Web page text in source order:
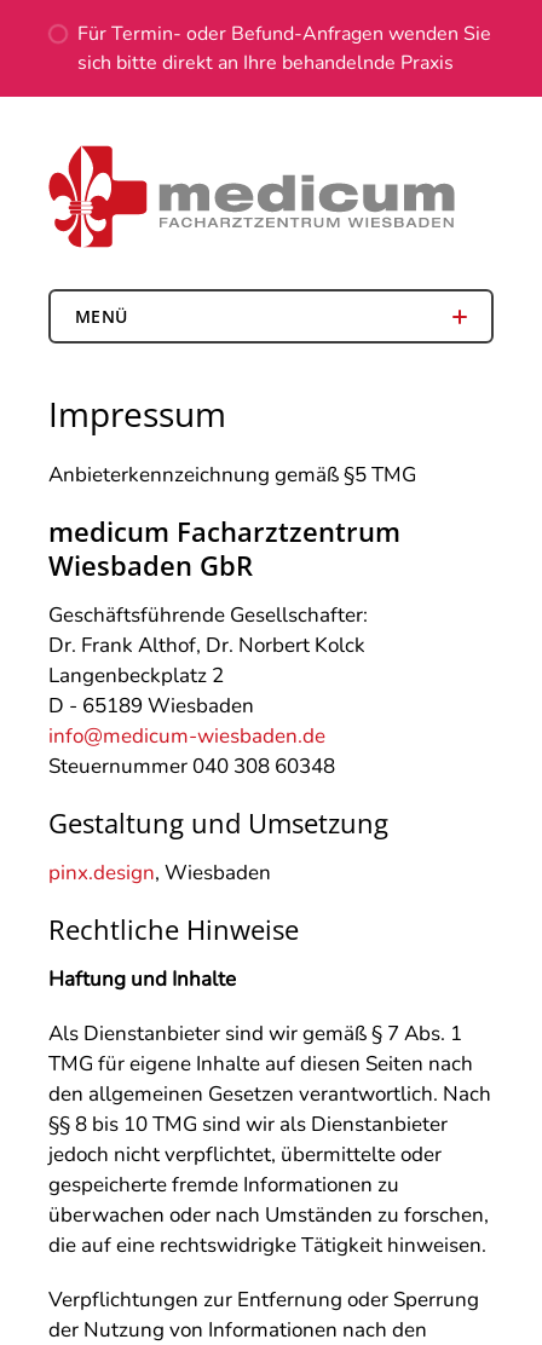
Für Termin- oder Befund-Anfragen wenden Sie
sich bitte direkt an Ihre behandelnde Praxis
MENÜ
Impressum
Anbieterkennzeichnung gemäß §5 TMG
medicum Facharztzentrum
Wiesbaden GbR
Geschäftsführende Gesellschafter:
Dr. Frank Althof, Dr. Norbert Kolck
Langenbeckplatz 2
D - 65189 Wiesbaden
info@medicum-wiesbaden.de
Steuernummer 040 308 60348
Gestaltung und Umsetzung
pinx.design, Wiesbaden
Rechtliche Hinweise
Haftung und Inhalte
Als Dienstanbieter sind wir gemäß § 7 Abs. 1
TMG für eigene Inhalte auf diesen Seiten nach
den allgemeinen Gesetzen verantwortlich. Nach
§§ 8 bis 10 TMG sind wir als Dienstanbieter
jedoch nicht verpflichtet, übermittelte oder
gespeicherte fremde Informationen zu
überwachen oder nach Umständen zu forschen,
die auf eine rechtswidrigke Tätigkeit hinweisen.
Verpflichtungen zur Entfernung oder Sperrung
der Nutzung von Informationen nach den